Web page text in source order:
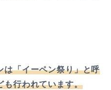
は「イーペン祭り」と呼
も行われています。